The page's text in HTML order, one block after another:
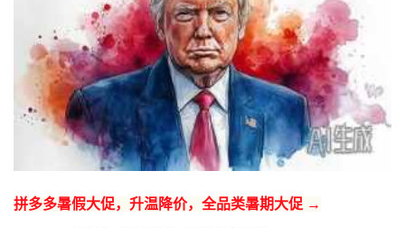
拼多多暑假大促，升温降价，全品类暑期大促 →